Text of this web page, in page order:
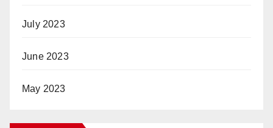
July 2023
June 2023
May 2023